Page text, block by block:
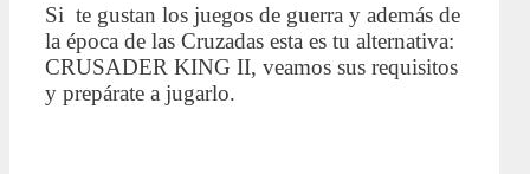
Si te gustan los juegos de guerra y además de
la época de las Cruzadas esta es tu alternativa:
CRUSADER KING II, veamos sus requisitos
y prepárate a jugarlo.